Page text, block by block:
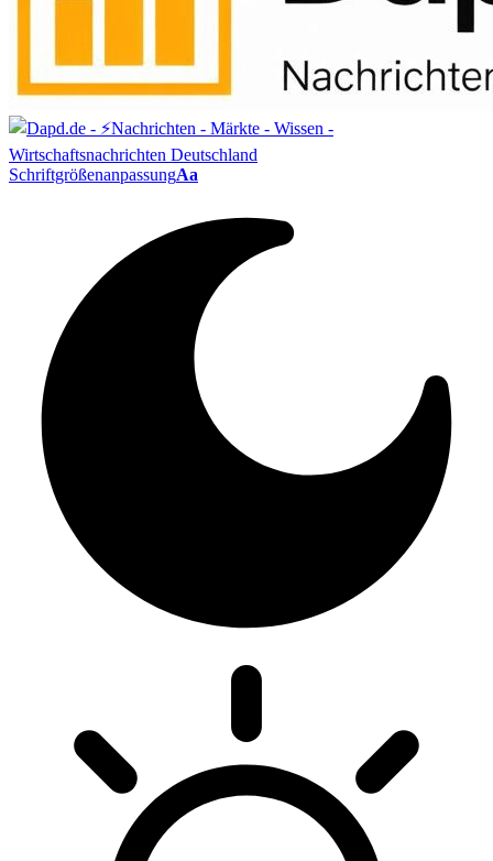
SchriftgrößenanpassungAa